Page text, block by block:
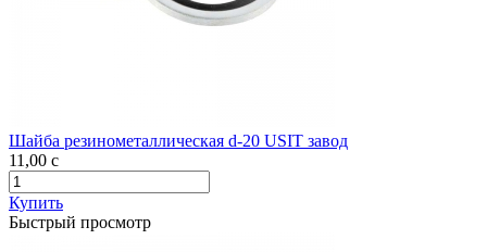
Шайба резинометаллическая d-20 USIT завод
11,00 c
Купить
Быстрый просмотр